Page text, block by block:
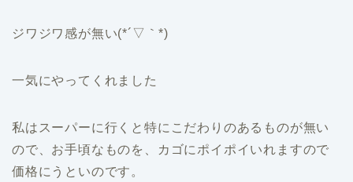
ジワジワ感が無い(*´▽｀*)
一気にやってくれました
私はスーパーに行くと特にこだわりのあるものが無い
ので、お手頃なものを、カゴにポイポイいれますので
価格にうといのです。